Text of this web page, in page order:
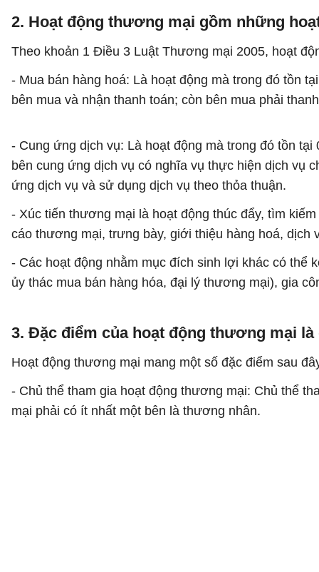
2. Hoạt động thương mại gồm những
Theo khoản 1 Điều 3 Luật Thương mại 2005, hoạt
- Mua bán hàng hoá: Là hoạt động mà trong đó tồn
bên mua và nhận thanh toán; còn bên mua phải
- Cung ứng dịch vụ: Là hoạt động mà trong đó tồn
bên cung ứng dịch vụ có nghĩa vụ thực hiện dịch vụ
ứng dịch vụ và sử dụng dịch vụ theo thỏa thuận.
- Xúc tiến thương mại là hoạt động thúc đẩy, tìm
cáo thương mại, trưng bày, giới thiệu hàng hoá, dịch
- Các hoạt động nhằm mục đích sinh lợi khác có
ủy thác mua bán hàng hóa, đại lý thương mại), gia
3. Đặc điểm của hoạt động thương mại là
Hoạt động thương mại mang một số đặc điểm sau
- Chủ thể tham gia hoạt động thương mại: Chủ thể
mại phải có ít nhất một bên là thương nhân.